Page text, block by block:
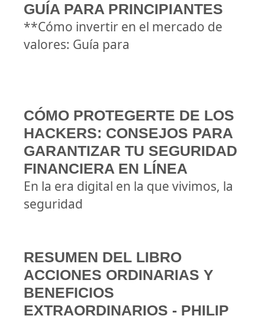
GUÍA PARA PRINCIPIANTES
**Cómo invertir en el mercado de
valores: Guía para
CÓMO PROTEGERTE DE LOS
HACKERS: CONSEJOS PARA
GARANTIZAR TU SEGURIDAD
FINANCIERA EN LÍNEA
En la era digital en la que vivimos, la
seguridad
RESUMEN DEL LIBRO
ACCIONES ORDINARIAS Y
BENEFICIOS
EXTRAORDINARIOS - PHILIP